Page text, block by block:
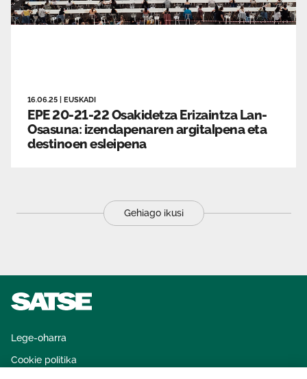
16.06.25 EUSKADI
EPE 20-21-22 Osakidetza Erizaintza Lan-
Osasuna: izendapenaren argitalpena eta
destinoen esleipena
Gehiago ikusi
Lege-oharra
Cookie politika